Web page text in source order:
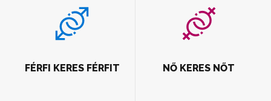
FÉRFI KERES FÉRFIT NŐ KERES NŐT